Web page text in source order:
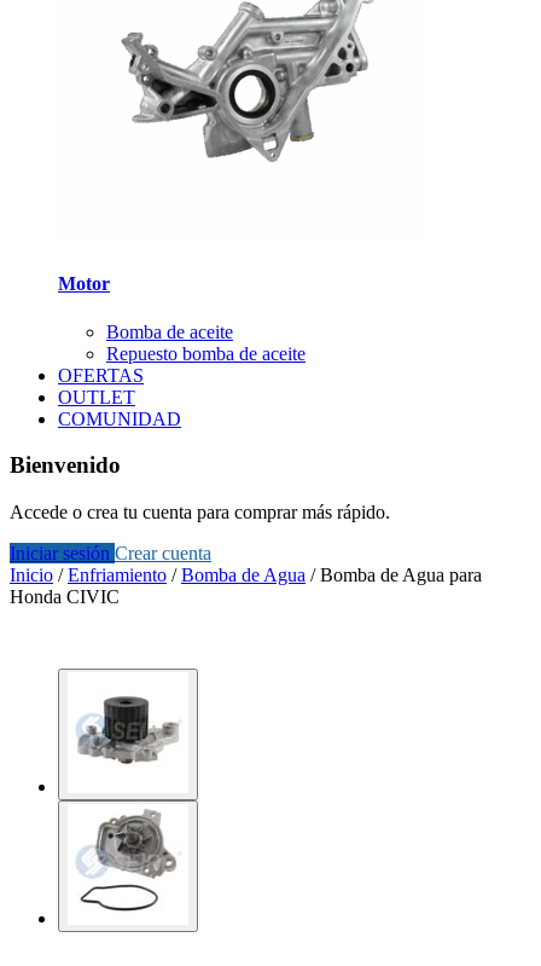
Motor
Bomba de aceite
Repuesto bomba de aceite
OFERTAS
OUTLET
COMUNIDAD
Bienvenido
Accede o crea tu cuenta para comprar más rápido.
Iniciar sesión Crear cuenta
Inicio /Enfriamiento /Bomba de Agua /Bomba de Agua para
Honda CIVIC